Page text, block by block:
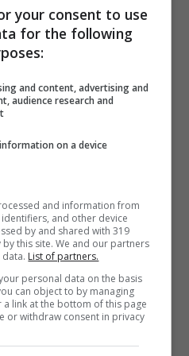
anni di vita insieme,
di incontri perincontri
esplicitamente si
due persone
da una vita a
La tentazione di
vita matrimoniale
persona disposta ed
sfrenate diventa
your consent to use
for the following
and content, advertising and
audience research and
on a device
and information from
and other device
by and shared with 319
this site. We and our partners
List of partners.
personal data on the basis
can object to by managing
link at the bottom of this page
or withdraw consent in privacy